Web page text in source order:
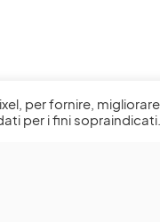
per fornire,
per i fini sopraindicati.